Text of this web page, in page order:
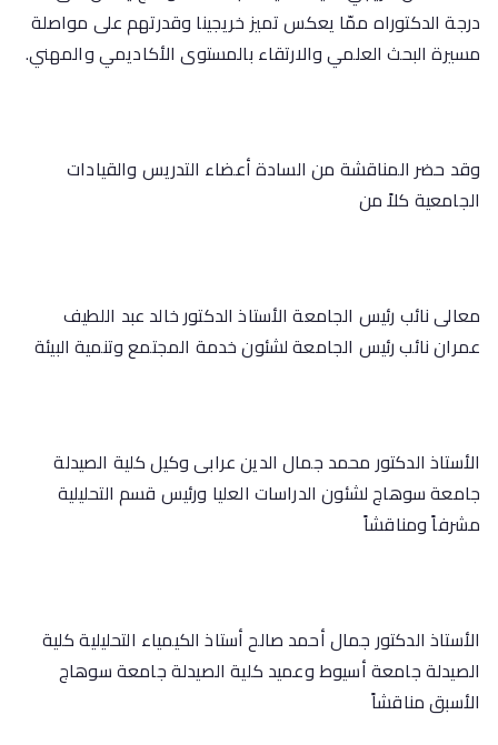
درجة الدكتوراه ممّا يعكس تميز خريجينا وقدرتهم على مواصلة
مسيرة البحث العلمي والارتقاء بالمستوى الأكاديمي والمهني.
وقد حضر المناقشة من السادة أعضاء التدريس والقيادات
الجامعية كلاً من
معالى نائب رئيس الجامعة الأستاذ الدكتور خالد عبد اللطيف
عمران نائب رئيس الجامعة لشئون خدمة المجتمع وتنمية البيئة
الأستاذ الدكتور محمد جمال الدين عرابى وكيل كلية الصيدلة
جامعة سوهاج لشئون الدراسات العليا ورئيس قسم التحليلية
مشرفاً ومناقشاً
الأستاذ الدكتور جمال أحمد صالح أستاذ الكيمياء التحليلية كلية
الصيدلة جامعة أسيوط وعميد كلية الصيدلة جامعة سوهاج
الأسبق مناقشاً